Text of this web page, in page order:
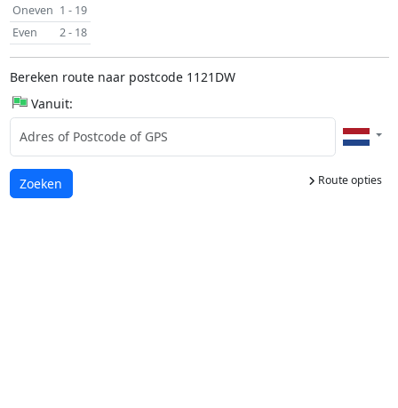
Oneven 1 - 19
Even
2 - 18
Bereken route naar postcode 1121DW
Vanuit:
Route opties
Laden...
Zoeken